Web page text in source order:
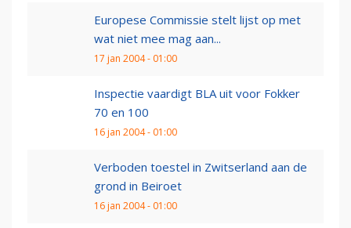
Europese Commissie stelt lijst op met
wat niet mee mag aan...
17 jan 2004 - 01:00
Inspectie vaardigt BLA uit voor Fokker
70 en 100
16 jan 2004 - 01:00
Verboden toestel in Zwitserland aan de
grond in Beiroet
16 jan 2004 - 01:00